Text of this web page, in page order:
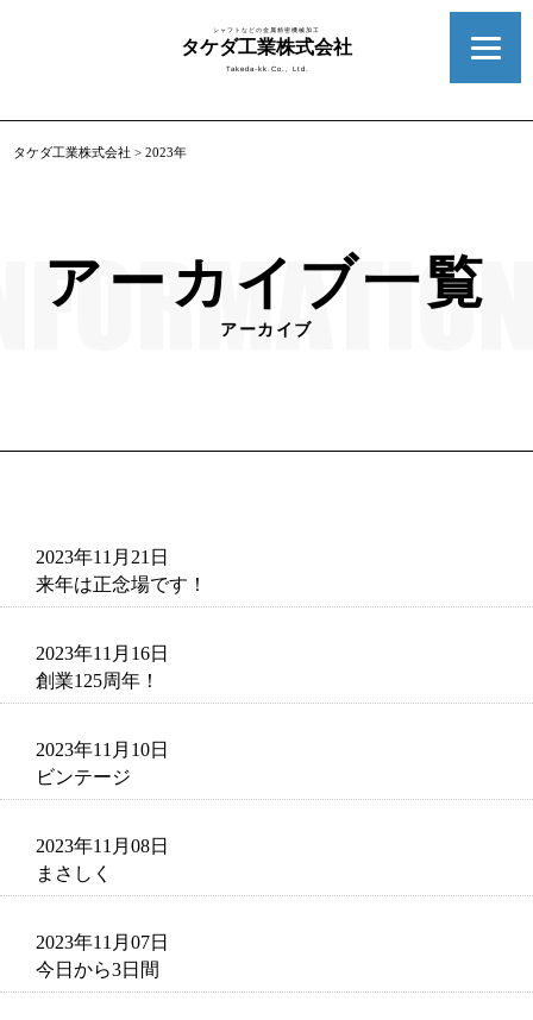
シャフトなどの金属精密機械加工
タケダ工業株式会社
Takeda-kk.Co., Ltd.
タケダ工業株式会社 >2023年
アーカイブ一覧
アーカイブ
2023年11月21日
来年は正念場です！
2023年11月16日
創業125周年！
2023年11月10日
ビンテージ
2023年11月08日
まさしく
2023年11月07日
今日から3日間